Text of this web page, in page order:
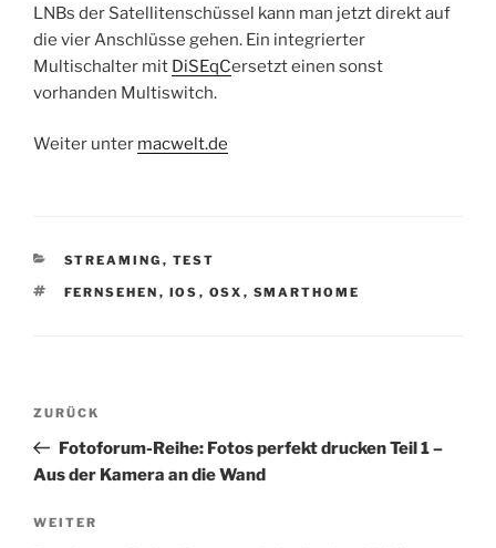
LNBs der Satellitenschüssel kann man jetzt direkt auf
die vier Anschlüsse gehen. Ein integrierter
Multischalter mit DiSEqCersetzt einen sonst
vorhanden Multiswitch.
Weiter unter macwelt.de
KATEGORIEN
STREAMING , TEST
SCHLAGWÖRTER
FERNSEHEN , IOS , OSX , SMARTHOME
Beitragsnavigation
Vorheriger
Beitrag
ZURÜCK
Fotoforum-Reihe: Fotos perfekt drucken Teil 1 –
Aus der Kamera an die Wand
Nächster
WEITER